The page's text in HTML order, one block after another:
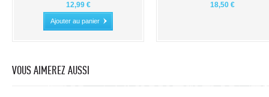
12,99 €
Ajouter au panier
18,50 €
VOUS AIMEREZ AUSSI